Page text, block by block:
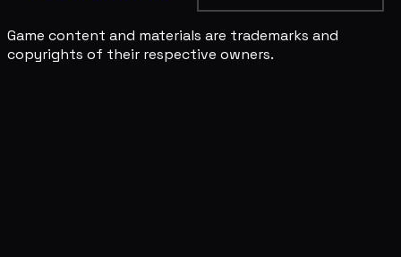
Game content and materials are trademarks and
copyrights of their respective owners.